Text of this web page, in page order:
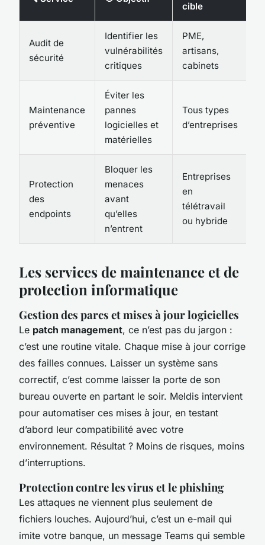
cible
Audit de
sécurité
Identifier les
vulnérabilités
critiques
PME,
artisans,
cabinets
Maintenance
préventive
Éviter les
pannes
logicielles et
matérielles
Tous types
d’entreprises
Protection
des
endpoints
Bloquer les
menaces
avant
qu’elles
n’entrent
Entreprises
en
télétravail
ou hybride
Les services de maintenance et de
protection informatique
Gestion des parcs et mises à jour logicielles
Le patch management, ce n’est pas du jargon :
c’est une routine vitale. Chaque mise à jour corrige
des failles connues. Laisser un système sans
correctif, c’est comme laisser la porte de son
bureau ouverte en partant le soir. Meldis intervient
pour automatiser ces mises à jour, en testant
d’abord leur compatibilité avec votre
environnement. Résultat ? Moins de risques, moins
d’interruptions.
Protection contre les virus et le phishing
Les attaques ne viennent plus seulement de
fichiers louches. Aujourd’hui, c’est un e-mail qui
imite votre banque, un message Teams qui semble